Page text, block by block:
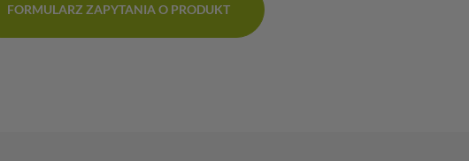
FORMULARZ ZAPYTANIA O PRODUKT